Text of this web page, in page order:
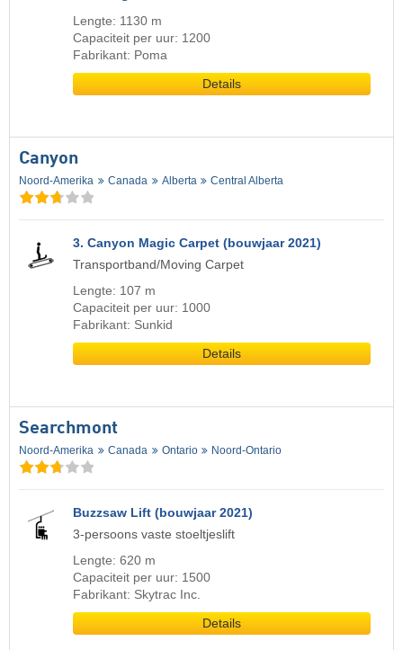
Lengte: 1130 m
Capaciteit per uur: 1200
Fabrikant: Poma
Details
Canyon
Noord-Amerika Canada Alberta Central Alberta
3. Canyon Magic Carpet (bouwjaar 2021)
Transportband/Moving Carpet
Lengte: 107 m
Capaciteit per uur: 1000
Fabrikant: Sunkid
Details
Searchmont
Noord-Amerika Canada Ontario Noord-Ontario
Buzzsaw Lift (bouwjaar 2021)
3-persoons vaste stoeltjeslift
Lengte: 620 m
Capaciteit per uur: 1500
Fabrikant: Skytrac Inc.
Details